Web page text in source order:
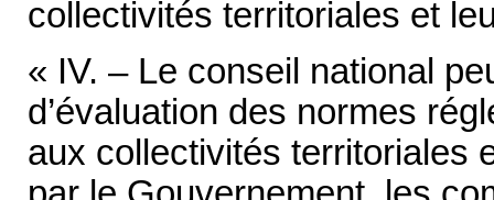
collectivités territoriales et
« IV. – Le conseil national
d’évaluation des normes
aux collectivités territoriales